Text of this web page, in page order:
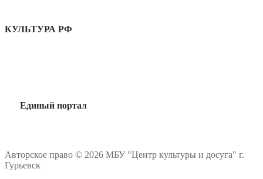
КУЛЬТУРА РФ
Единый портал
Авторское право © 2026 МБУ "Центр культуры и досуга" г.
Гурьевск